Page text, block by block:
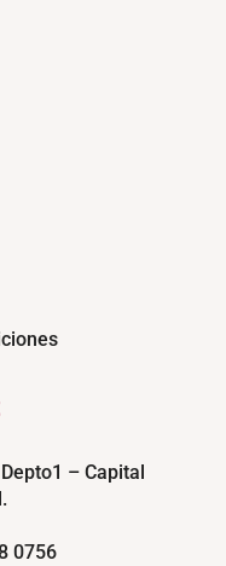
– Capital
0756